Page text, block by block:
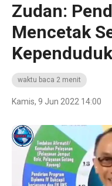
Zudan:
Mencetak
waktu baca 2 menit
Kamis, 9 Jun 2022 14:00